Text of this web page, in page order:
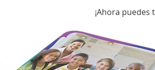
¡Ahora